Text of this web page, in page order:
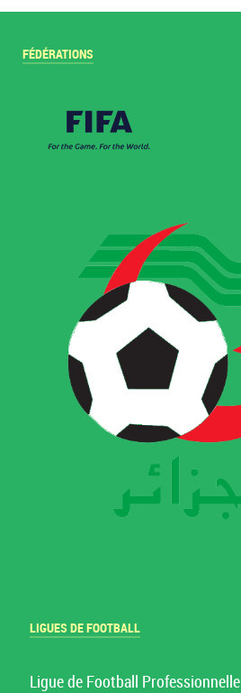
FÉDÉRATIONS
LIGUES DE FOOTBALL
Ligue de Football Professionnelle